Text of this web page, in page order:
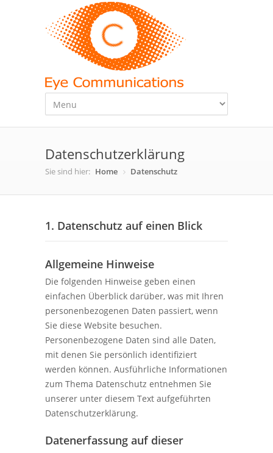
Datenschutzerklärung
Sie sind hier: Home Datenschutz
1. Datenschutz auf einen Blick
Allgemeine Hinweise
Die folgenden Hinweise geben einen
einfachen Überblick darüber, was mit Ihren
personenbezogenen Daten passiert, wenn
Sie diese Website besuchen.
Personenbezogene Daten sind alle Daten,
mit denen Sie persönlich identifiziert
werden können. Ausführliche Informationen
zum Thema Datenschutz entnehmen Sie
unserer unter diesem Text aufgeführten
Datenschutzerklärung.
Datenerfassung auf dieser